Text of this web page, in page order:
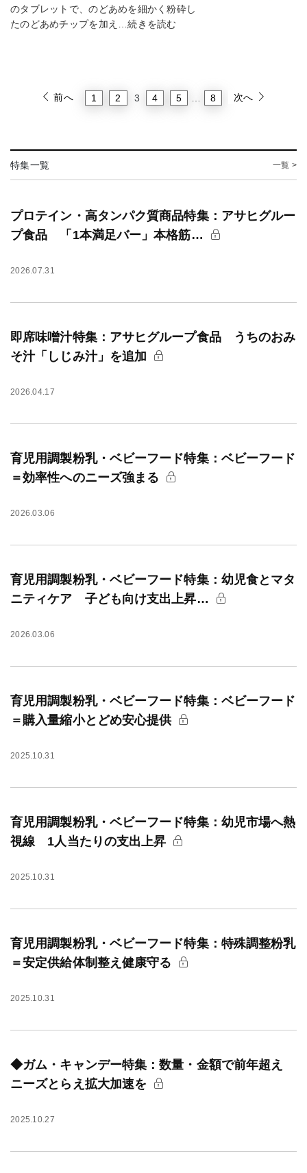
のタブレットで、のどあめを細かく粉砕し
たのどあめチップを加え…続きを読む
前へ 1 2 3 4 5 8 次へ
特集一覧 一覧 >
プロテイン・高タンパク質商品特集：アサヒグルー
プ食品 「1本満足バー」本格筋…
2026.07.31
即席味噌汁特集：アサヒグループ食品 うちのおみ
そ汁「しじみ汁」を追加
2026.04.17
育児用調製粉乳・ベビーフード特集：ベビーフード
＝効率性へのニーズ強まる
2026.03.06
育児用調製粉乳・ベビーフード特集：幼児食とマタ
ニティケア 子ども向け支出上昇…
2026.03.06
育児用調製粉乳・ベビーフード特集：ベビーフード
＝購入量縮小とどめ安心提供
2025.10.31
育児用調製粉乳・ベビーフード特集：幼児市場へ熱
視線 1人当たりの支出上昇
2025.10.31
育児用調製粉乳・ベビーフード特集：特殊調整粉乳
＝安定供給体制整え健康守る
2025.10.31
◆ガム・キャンデー特集：数量・金額で前年超え
ニーズとらえ拡大加速を
2025.10.27